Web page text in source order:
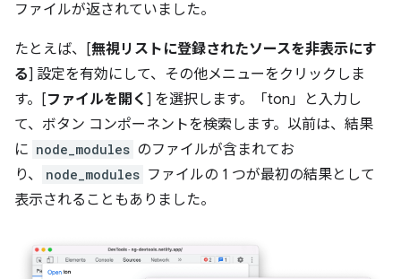
ファイルが返されていました。
たとえば、[無視リストに登録されたソースを非表示にす
る] 設定を有効にして、その他メニューをクリックしま
す。[ファイルを開く ] を選択します。「ton」と入力し
て、ボタン コンポーネントを検索します。以前は、結果
に node_modules のファイルが含まれてお
り、
node_modules ファイルの 1 つが最初の結果として
表示されることもありました。